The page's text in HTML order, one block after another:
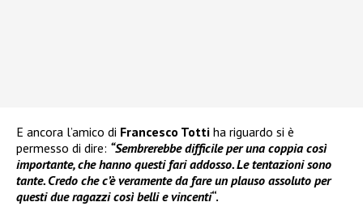
E ancora l’amico di Francesco Totti ha riguardo si è
permesso di dire: “Sembrerebbe difficile per una coppia così
importante, che hanno questi fari addosso. Le tentazioni sono
tante. Credo che c’è veramente da fare un plauso assoluto per
questi due ragazzi così belli e vincenti“.